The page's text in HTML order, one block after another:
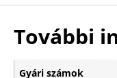
További
Gyári számok